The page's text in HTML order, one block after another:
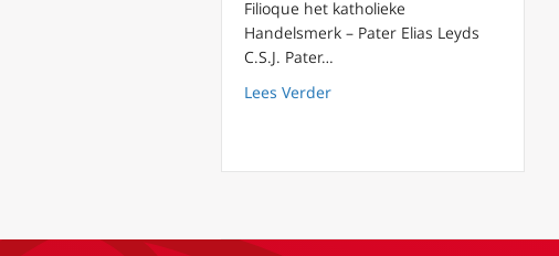
Filioque het katholieke
Handelsmerk – Pater Elias Leyds
C.S.J. Pater…
Lees Verderabout Filioque 23: Het vaccin-